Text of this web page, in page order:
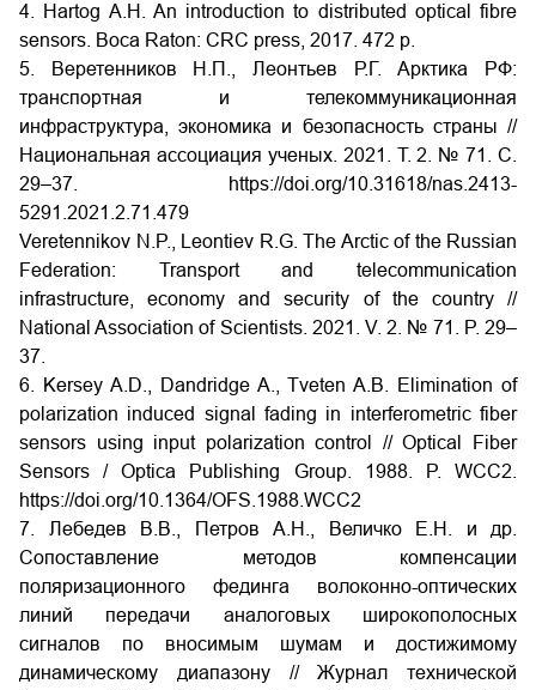
4. Hartog A.H. An introduction to distributed optical fibre
sensors. Boca Raton: CRC press, 2017. 472 p.
5. Веретенников Н.П., Леонтьев Р.Г. Арктика РФ:
транспортная и телекоммуникационная
инфраструктура, экономика и безопасность страны //
Национальная ассоциация ученых. 2021. Т. 2. № 71. С.
29–37.
https://doi.org/10.31618/nas.2413-
5291.2021.2.71.479
Veretennikov N.P., Leontiev R.G. The Arctic of the Russian
Federation: Transport and telecommunication
infrastructure, economy and security of the country //
National Association of Scientists. 2021. V. 2. № 71. P. 29–
37.
6. Kersey A.D., Dandridge A., Tveten A.B. Elimination of
polarization induced signal fading in interferometric fiber
sensors using input polarization control // Optical Fiber
Sensors / Optica Publishing Group. 1988. P. WCC2.
https://doi.org/10.1364/OFS.1988.WCC2
7. Лебедев В.В., Петров А.Н., Величко Е.Н. и др.
Сопоставление методов компенсации
поляризационного фединга волоконно-оптических
линий передачи аналоговых широкополосных
сигналов по вносимым шумам и достижимому
динамическому диапазону // Журнал технической